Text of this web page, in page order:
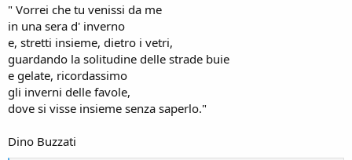
" Vorrei che tu venissi da me
in una sera d' inverno
e, stretti insieme, dietro i vetri,
guardando la solitudine delle strade buie
e gelate, ricordassimo
gli inverni delle favole,
dove si visse insieme senza saperlo."
Dino Buzzati